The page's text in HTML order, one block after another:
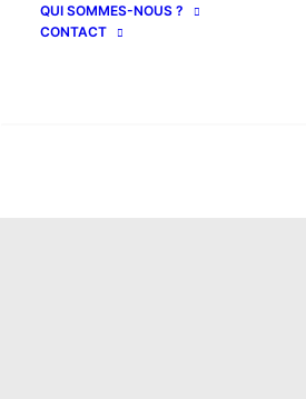
QUI SOMMES-NOUS ?
CONTACT